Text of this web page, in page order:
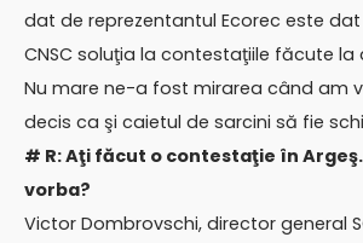
dat de reprezentantul Ecorec este
CNSC soluţia la contestaţiile făcute
Nu mare ne-a fost mirarea când am
decis ca şi caietul de sarcini să fie
# R: Aţi făcut o contestaţie în
vorba?
Victor Dombrovschi, director general